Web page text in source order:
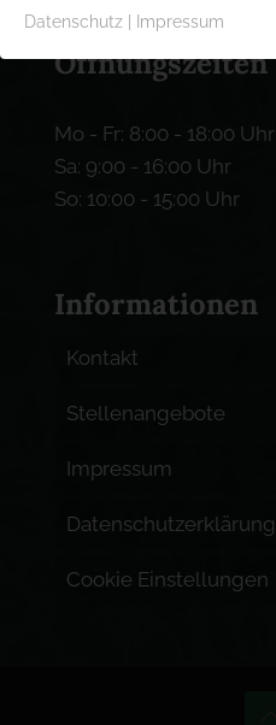
Öffnungszeiten
Mo - Fr: 8:00 - 18:00 Uhr
Sa: 9:00 - 16:00 Uhr
So: 10:00 - 15:00 Uhr
Informationen
Kontakt
Stellenangebote
Impressum
Datenschutzerklärung
Cookie Einstellungen
Datenschutz Impressum